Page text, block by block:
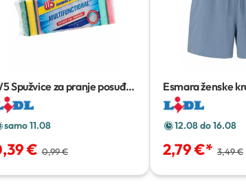
Spužvice za pranje posuđa
kom
samo 11.08
€ 0,99 €
Esmara ženske
Komad
12.08 do 16.08
2,79 €* 3,49 €